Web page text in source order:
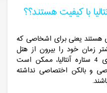
هستند یعنی برای اشخاصی که
زمان خود را بیرون از هتل
میگذرونن استفاده میشه و هتل های 4 ستاره آنتالیا، ممکن است
و بالکن اختصاصی نداشته